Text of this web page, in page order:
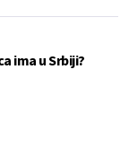
ima u Srbiji?